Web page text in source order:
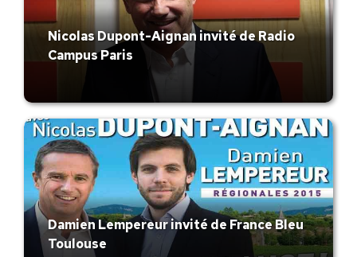
Nicolas Dupont-Aignan invité de Radio
Campus Paris
Damien Lempereur invité de France Bleu
Toulouse